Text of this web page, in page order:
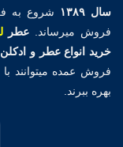
سال ۱۳۸۹
شروع به
فروش میرساند. عطر
خرید انواع عطر و
فروش عمده میتوانند
بهره ببرند.